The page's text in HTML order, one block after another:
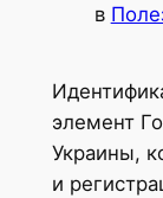
в
элемент
Украины,
и